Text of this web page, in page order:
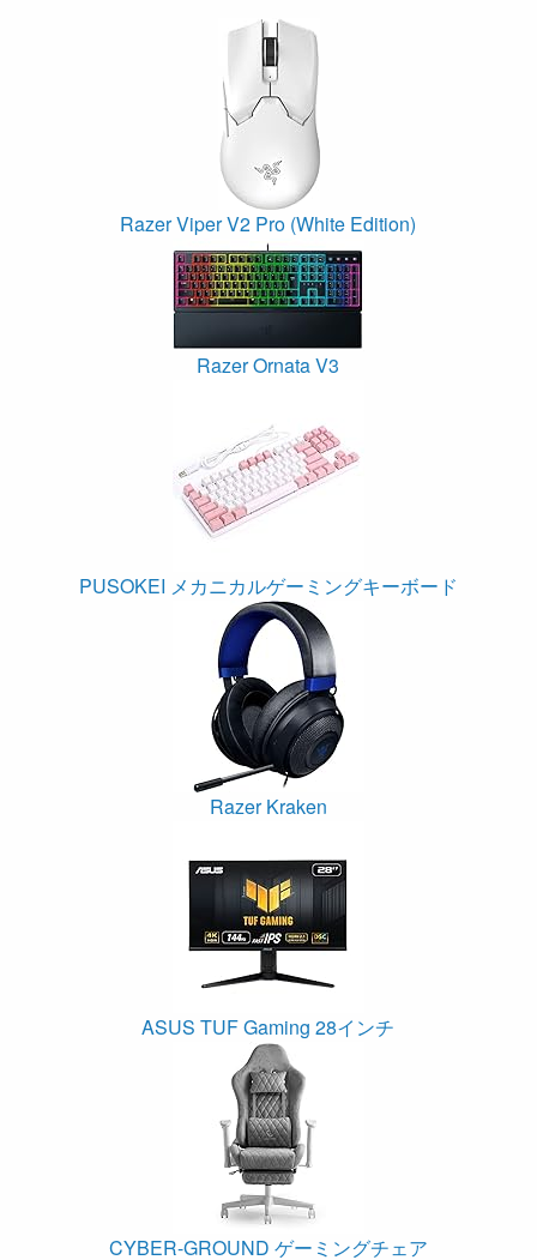
Razer Viper V2 Pro (White Edition)
Razer Ornata V3
PUSOKEI メカニカルゲーミングキーボード
Razer Kraken
ASUS TUF Gaming 28インチ
CYBER-GROUND ゲーミングチェア